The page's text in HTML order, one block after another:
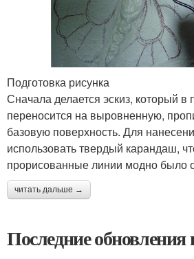
Подготовка рисунка
Сначала делается эскиз, который в
переносится на выровненную,
базовую поверхность. Для
использовать твердый карандаш,
прорисованные линии модно было
читать дальше →
Последние обновления